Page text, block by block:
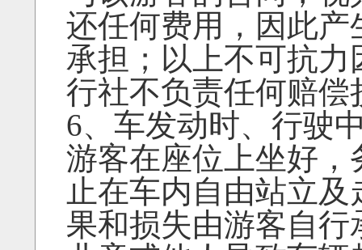
还任何费用，因此
承担；以上不可抗
行社不负责任何赔偿
6、车发动时、行驶
游客在座位上坐好
止在车内自由站立
果和损失由游客自